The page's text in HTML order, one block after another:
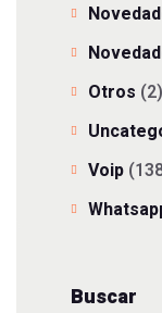
Otros (2)
Voip
Buscar